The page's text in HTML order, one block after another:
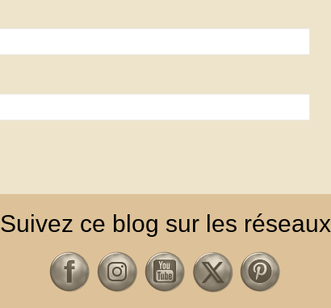
Suivez ce blog sur les réseaux